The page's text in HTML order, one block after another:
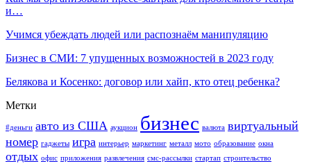
и…
Учимся убеждать людей или распознаём манипуляцию
Бизнес в СМИ: 7 упущенных возможностей в 2023 году
Белякова и Косенко: договор или хайп, кто отец ребенка?
Метки
#деньги авто из США аукцион бизнес валюта виртуальный
номер гаджеты игра интерьер маркетинг металл мото образование окна
отдых офис приложения развлечения смс-рассылки стартап строительство